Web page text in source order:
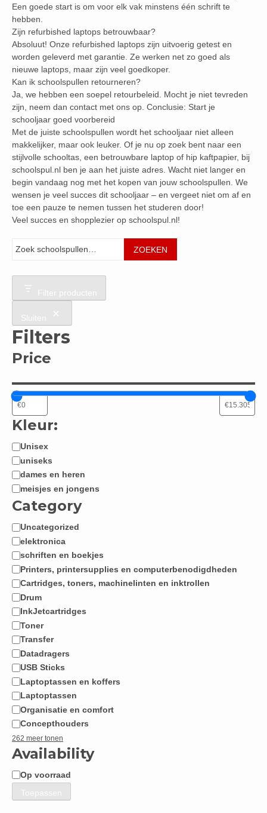
Een goede start is om voor elk vak minstens één schrift te
hebben.
Zijn refurbished laptops betrouwbaar?
Absoluut! Onze refurbished laptops zijn uitvoerig getest en
worden geleverd met garantie. Ze werken net zo goed als
nieuwe laptops, maar zijn veel goedkoper.
Kan ik schoolspullen retourneren?
Ja, we hebben een soepel retourbeleid. Mocht je niet tevreden
zijn, neem dan contact met ons op. Conclusie: Start je
schooljaar goed voorbereid
Met de juiste schoolspullen wordt het schooljaar niet alleen
makkelijker, maar ook leuker. Of je nu op zoek bent naar een
stijlvolle schooltas, een betrouwbare laptop of hip kaftpapier, bij
schoolspul.nl ben je aan het juiste adres. Wacht niet langer en
begin vandaag nog met het kopen van jouw schoolspullen. We
wensen je veel succes dit schooljaar – en vergeet niet om af en
toe een pauze te nemen tussen het studeren door!
Veel succes en shopplezier op schoolspul.nl!
Zoeken
ZOEKEN
Filter producten
Sluiten
Filters
Price
Kleur:
Jongen
/
Meisje:
Unisex
uniseks
dames en heren
meisjes en jongens
Category
Categorie
Uncategorized
elektronica
schriften en boekjes
Printers, printersupplies en computerbenodigdheden
Cartridges, toners, machinelinten en inktrollen
Drum
InkJetcartridges
Toner
Transfer
Datadragers
USB Sticks
Laptoptassen en koffers
Laptoptassen
Organisatie en comfort
Concepthouders
262 meer tonen
Availability
Beschikbaarheid
Op voorraad
Toepassen